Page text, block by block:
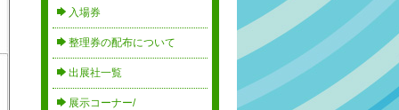
入場券
整理券の配布について
出展社一覧
展示コーナー/